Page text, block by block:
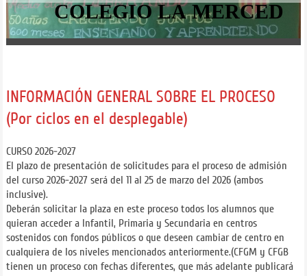
INFORMACIÓN GENERAL SOBRE EL PROCESO
(Por ciclos en el desplegable)
CURSO 2026-2027
El plazo de presentación de solicitudes para el proceso de admisión
del curso 2026-2027 será del 11 al 25 de marzo del 2026 (ambos
inclusive).
Deberán solicitar la plaza en este proceso todos los alumnos que
quieran acceder a Infantil, Primaria y Secundaria en centros
sostenidos con fondos públicos o que deseen cambiar de centro en
cualquiera de los niveles mencionados anteriormente.(CFGM y CFGB
tienen un proceso con fechas diferentes, que más adelante publicará